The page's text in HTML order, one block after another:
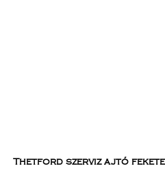
Thetford szerviz ajtó fekete